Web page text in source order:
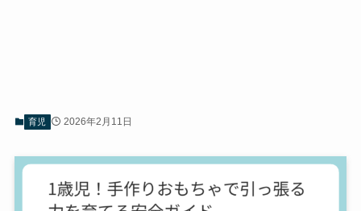
育児 2026年2月11日